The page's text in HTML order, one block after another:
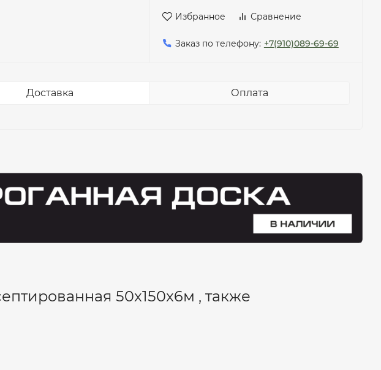
доска обрезная антисептированная 50x150x6м
Избранное Сравнение
Заказ по телефону: +7(910)089-69-69
Доставка Оплата
50x150x6м , также